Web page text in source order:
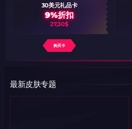
30美元礼品卡
9%折扣
27,30$
购买卡
最新皮肤专题